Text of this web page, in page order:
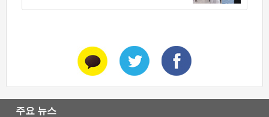
주요 뉴스